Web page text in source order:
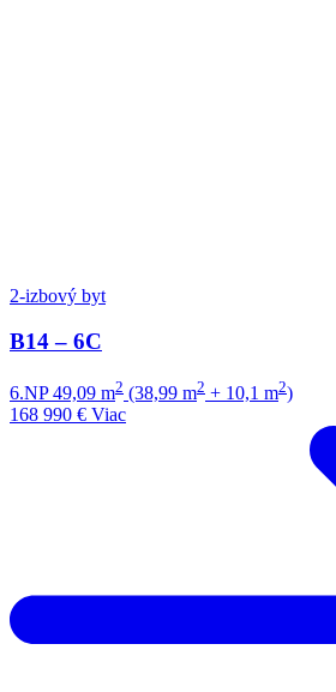
2-izbový byt
B14 – 6C
6.NP 49,09 m2 (38,99 m2 + 10,1 m2)
168 990 € Viac